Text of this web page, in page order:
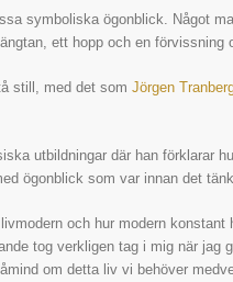
symboliska ögonblick. Något
ett hopp och en förvissning
still, med det som Jörgen
utbildningar där han förklarar
ögonblick som var innan det
och hur modern konstant
tog verkligen tag i mig när jag
om detta liv vi behöver